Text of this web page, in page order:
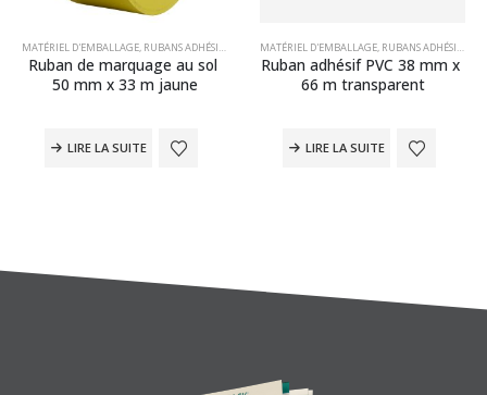
PP ACRYLIQUES
ADHÉSIFS EN POLYPROPYLÈNE (PP),RUBANS ADHÉSIFS PP ACRYLIQUES
MATÉRIEL D'EMBALLAGE, RUBANS ADHÉSIFS RUBANS ADHÉSIFS SPÉCIAUX
Ruban de marquage au sol
50 mm x 33 m jaune
LIRE LA SUITE
MATÉRIEL D'EMBALLAGE, RUBANS ADHÉSIFS
Ruban adhésif PVC 38 mm x
66 m transparent
LIRE LA SUITE